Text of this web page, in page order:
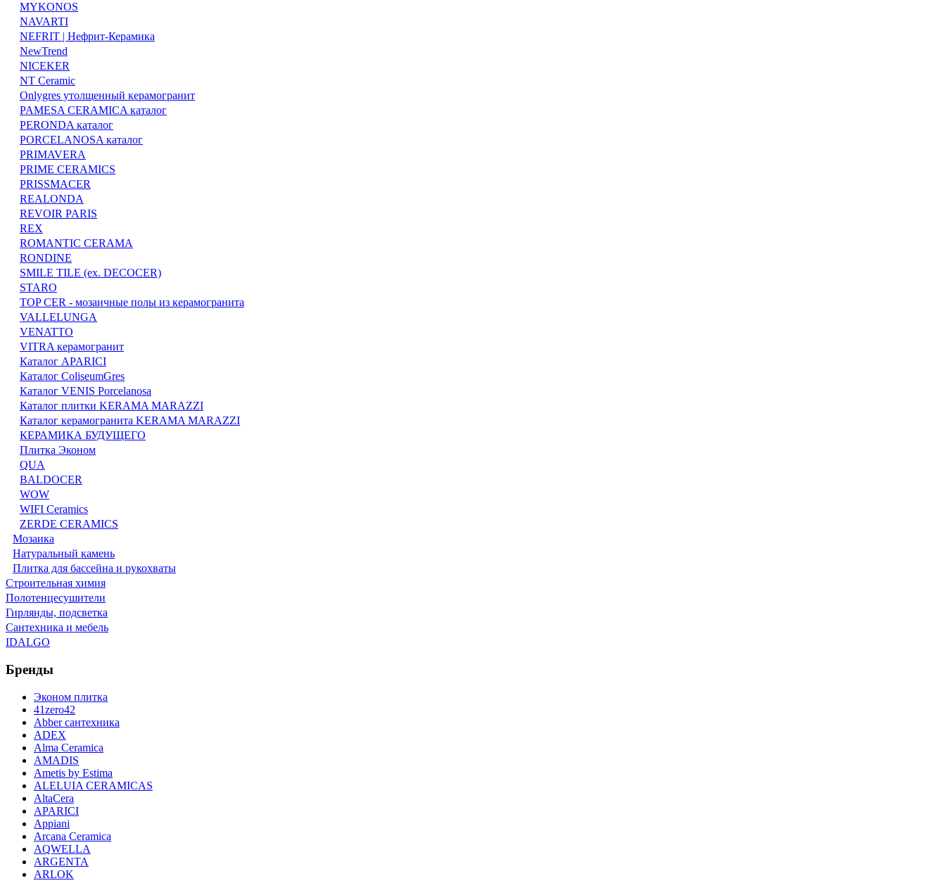
MYKONOS
NAVARTI
NEFRIT | Нефрит-Керамика
NewTrend
NICEKER
NT Ceramic
Onlygres утолщенный керамогранит
PAMESA CERAMICA каталог
PERONDA каталог
PORCELANOSA каталог
PRIMAVERA
PRIME CERAMICS
PRISSMACER
REALONDA
REVOIR PARIS
REX
ROMANTIC CERAMA
RONDINE
SMILE TILE (ex. DECOCER)
STARO
TOP CER - мозаичные полы из керамогранита
VALLELUNGA
VENATTO
VITRA керамогранит
Каталог APARICI
Каталог ColiseumGres
Каталог VENIS Porcelanosa
Каталог плитки KERAMA MARAZZI
Каталог керамогранита KERAMA MARAZZI
КЕРАМИКА БУДУЩЕГО
Плитка Эконом
QUA
BALDOCER
WOW
WIFI Ceramics
ZERDE CERAMICS
Мозаика
Натуральный камень
Плитка для бассейна и рукохваты
Строительная химия
Полотенцесушители
Гирлянды, подсветка
Сантехника и мебель
IDALGO
Бренды
Эконом плитка
41zero42
Abber сантехника
ADEX
Alma Ceramica
AMADIS
Ametis by Estima
ALELUIA CERAMICAS
AltaCera
APARICI
Appiani
Arcana Ceramica
AQWELLA
ARGENTA
ARLOK